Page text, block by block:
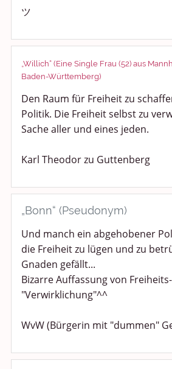
ツ
„Willich“ (Eine Single Frau (52) aus
Baden-Württemberg)
Den Raum für Freiheit zu
Politik. Die Freiheit selbst zu
Sache aller und eines jeden.
Karl Theodor zu Guttenberg
„Bonn“ (Pseudonym)
Und manch ein abgehobener
die Freiheit zu lügen und zu
Gnaden gefällt...
Bizarre Auffassung von Freiheits-
"Verwirklichung"^^
WvW (Bürgerin mit "dummen"